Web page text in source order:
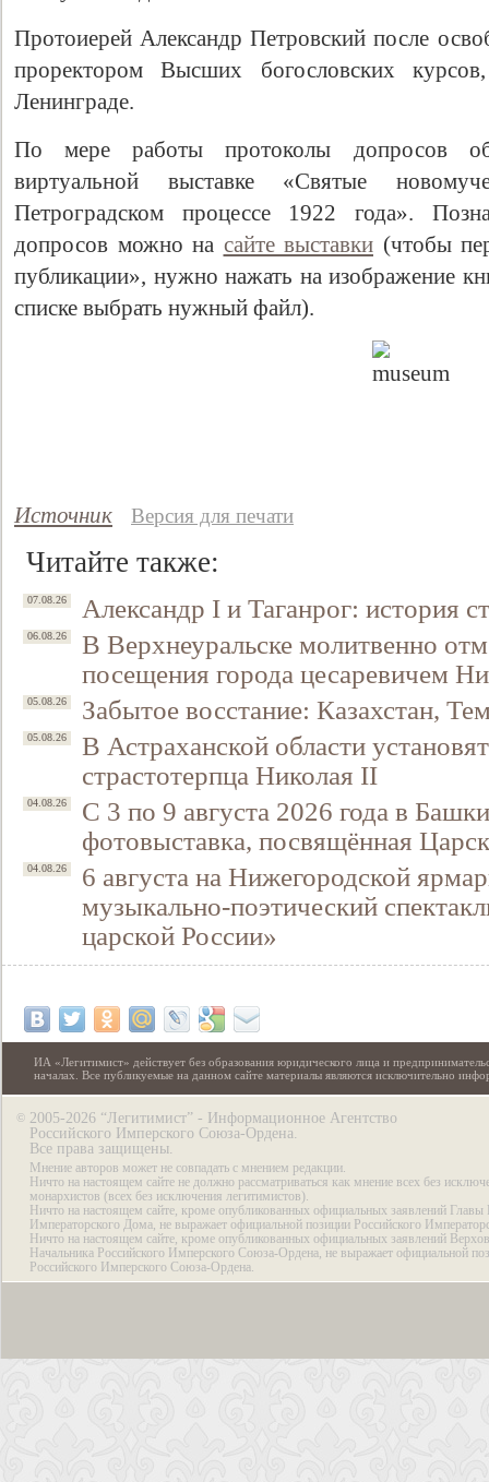
Протоиерей Александр Петровский после
проректором Высших богословских
Ленинграде.
По мере работы протоколы допросов
виртуальной выставке «Святые
Петроградском процессе 1922 года».
допросов можно на сайте выставки (чтобы
публикации», нужно нажать на изображение
списке выбрать нужный файл).
Источник Версия для печати
Читайте также:
07.08.26 Александр I и Таганрог: история
06.08.26
В Верхнеуральске молитвенно
посещения города цесаревичем
05.08.26 Забытое восстание: Казахстан,
05.08.26
В Астраханской области
страстотерпца Николая II
04.08.26
С 3 по 9 августа 2026 года в
фотовыставка, посвящённая
04.08.26
6 августа на Нижегородской
музыкально-поэтический
царской России»
ИА «Легитимист» действует без образования юридического лица и
началах. Все публикуемые на данном сайте материалы являются исключительно
© 2005-2026 “Легитимист” - Информационное Агентство
Российского Имперского Союза-Ордена.
Все права защищены.
Мнение авторов может не совпадать с мнением редакции.
Ничто на настоящем сайте не должно рассматриваться как мнение всех без
монархистов (всех без исключения легитимистов).
Ничто на настоящем сайте, кроме опубликованных официальных заявлений Главы
Императорского Дома, не выражает официальной позиции Российского
Ничто на настоящем сайте, кроме опубликованных официальных заявлений
Начальника Российского Имперского Союза-Ордена, не выражает официальной
Российского Имперского Союза-Ордена.